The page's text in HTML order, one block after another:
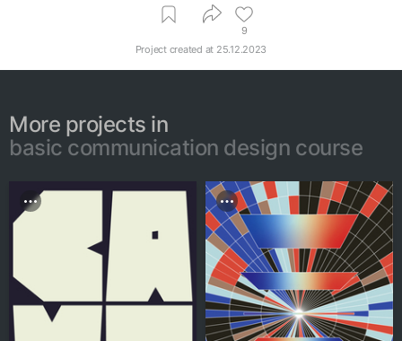
9
Project created at 25.12.2023
More projects in
basic communication design course